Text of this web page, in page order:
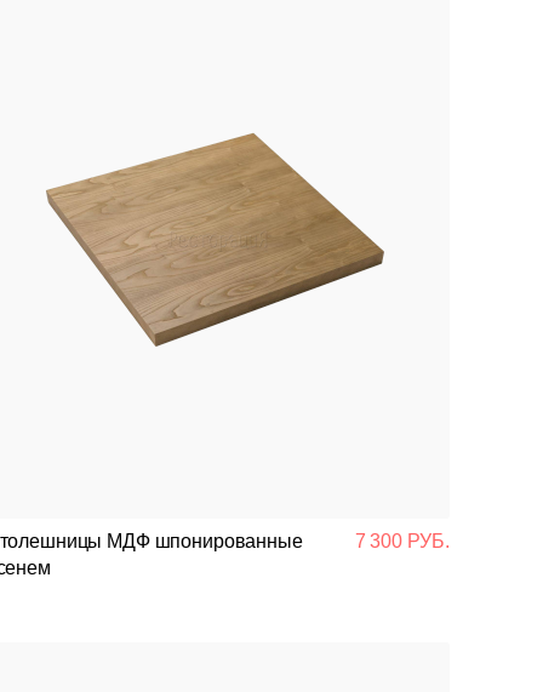
МДФ шпонированные
7 300 РУБ.